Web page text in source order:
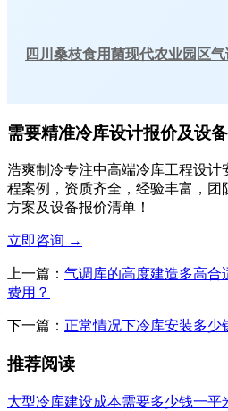
需要精准冷库设计报价及设
浩爽制冷专注中高端冷库工程设计
程案例，资质齐全，经验丰富，
方案及设备报价清单！
立即咨询 →
上一篇： 气调库的高度建造多高合
费用？
下一篇： 正常情况下冷库安装多少
推荐阅读
大型冷库建设成本需要多少钱一平